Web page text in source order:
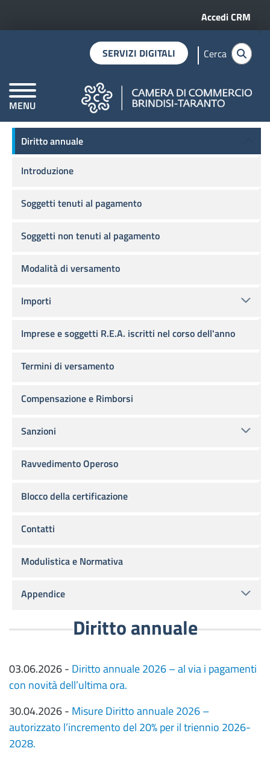
Menu
Accedi CRM
MENU
CAMERE DI COMMERCIO D'ITALIA
SERVIZI DIGITALI Cerca
Home Diritto annuale
Diritto annuale
03.06.2026 - Diritto annuale 2026 – al via i pagamenti
con novità dell’ultima ora.
30.04.2026 - Misure Diritto annuale 2026 –
autorizzato l’incremento del 20% per il triennio 2026-
2028.
Diritto annuale
Diritto annuale
Introduzione
Soggetti tenuti al pagamento
Soggetti non tenuti al pagamento
Modalità di versamento
Importi
Imprese e soggetti R.E.A. iscritti nel corso dell'anno
Termini di versamento
Compensazione e Rimborsi
Sanzioni
Ravvedimento Operoso
Blocco della certificazione
Contatti
Modulistica e Normativa
Appendice